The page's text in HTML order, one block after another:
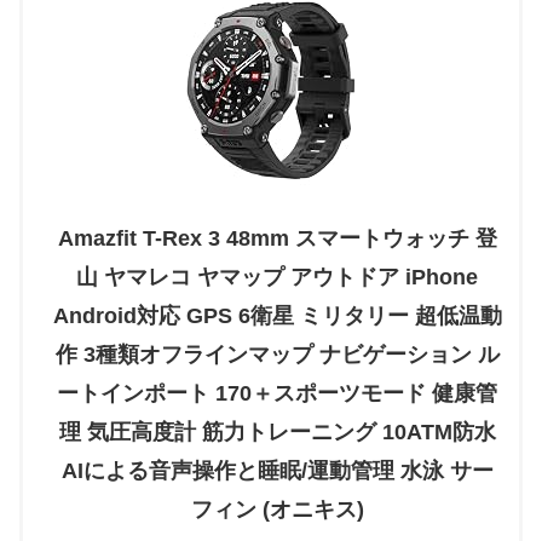
Amazfit T-Rex 3 48mm スマートウォッチ 登
山 ヤマレコ ヤマップ アウトドア iPhone
Android対応 GPS 6衛星 ミリタリー 超低温動
作 3種類オフラインマップ ナビゲーション ル
ートインポート 170＋スポーツモード 健康管
理 気圧高度計 筋力トレーニング 10ATM防水
AIによる音声操作と睡眠/運動管理 水泳 サー
フィン (オニキス)